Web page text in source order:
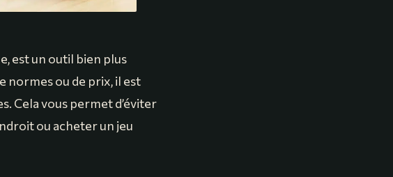
est un outil bien plus
normes ou de prix, il est
Cela vous permet d’éviter
ou acheter un jeu